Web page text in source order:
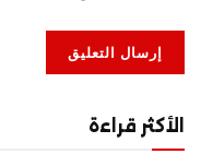
الأكثر قراءة